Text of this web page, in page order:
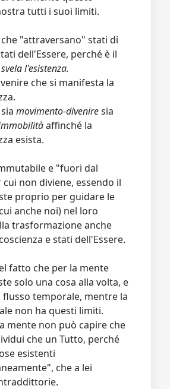
tutti i suoi limiti.
che "attraversano" stati di
dell'Essere, perché è il
svela l'esistenza.
che si manifesta la
movimento-diveniresia
affinché la
esista.
e "fuori dal
non diviene, essendo il
proprio per guidare le
anche noi) nel loro
trasformazione anche
e stati dell'Essere.
fatto che per la mente
solo una cosa alla volta, e
temporale, mentre la
non ha questi limiti.
mente non può capire che
che un Tutto, perché
esistenti
che a lei